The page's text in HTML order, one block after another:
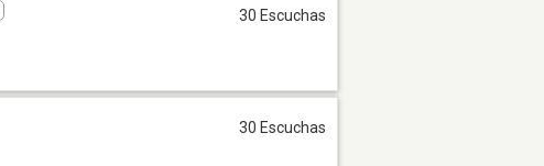
30 Escuchas
30 Escuchas